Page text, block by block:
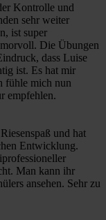
Kontrolle und
sehr weiter
ist super
Die Übungen
dass Luise
ist. Es hat mir
fühle mich nun
empfehlen.
und hat
Entwicklung.
Man kann ihr
ansehen. Sehr zu